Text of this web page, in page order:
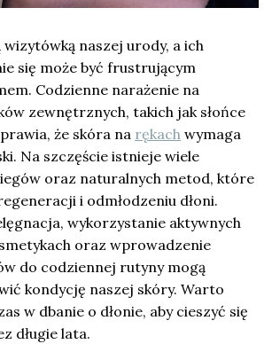
wizytówką naszej urody, a ich
się może być frustrującym
Codzienne narażenie na
zewnętrznych, takich jak słońce
że skóra na rękach wymaga
Na szczęście istnieje wiele
oraz naturalnych metod, które
i odmłodzeniu dłoni.
wykorzystanie aktywnych
oraz wprowadzenie
do codziennej rutyny mogą
kondycję naszej skóry. Warto
w dbanie o dłonie, aby cieszyć się
długie lata.